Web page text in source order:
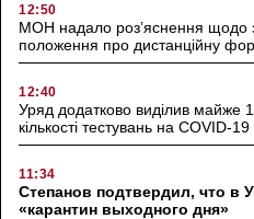
12:50
МОН надало роз’яснення щодо
положення про дистанційну
12:40
Уряд додатково виділив майже
кількості тестувань на COVID-19
11:34
Степанов подтвердил, что в
«карантин выходного дня»